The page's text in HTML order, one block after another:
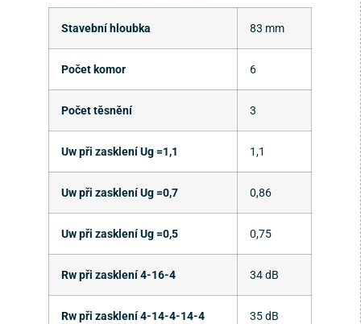
Stavební hloubka 83 mm
Počet komor 6
Počet těsnění 3
Uw při zasklení Ug =1,1 1,1
Uw při zasklení Ug =0,7 0,86
Uw při zasklení Ug =0,5 0,75
Rw při zasklení 4-16-4 34 dB
Rw při zasklení 4-14-4-14-4 35 dB